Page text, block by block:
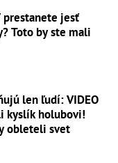
prestanete jesť
Toto by ste mali
len ľudí: VIDEO
kyslík holubovi!
obleteli svet